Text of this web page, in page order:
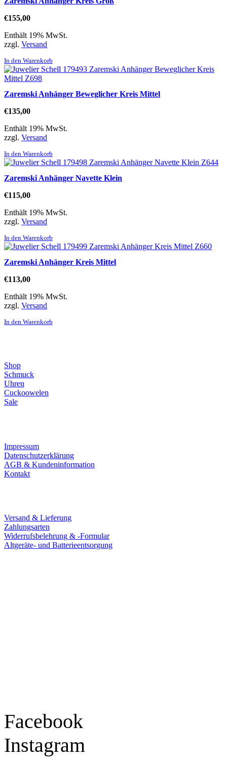
€155,00
Enthält 19% MwSt.
zzgl. Versand
In den Warenkorb
Zaremski Anhänger Beweglicher Kreis Mittel
€135,00
Enthält 19% MwSt.
zzgl. Versand
In den Warenkorb
Zaremski Anhänger Navette Klein
€115,00
Enthält 19% MwSt.
zzgl. Versand
In den Warenkorb
Zaremski Anhänger Kreis Mittel
€113,00
Enthält 19% MwSt.
zzgl. Versand
In den Warenkorb
Shop
Schmuck
Uhren
Cuckoowelen
Sale
Impressum
Datenschutzerklärung
AGB & Kundeninformation
Kontakt
Versand & Lieferung
Zahlungsarten
Widerrufsbelehrung & -Formular
Altgeräte- und Batterieentsorgung
Facebook
Instagram